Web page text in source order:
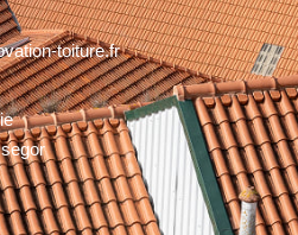
toiture.fr